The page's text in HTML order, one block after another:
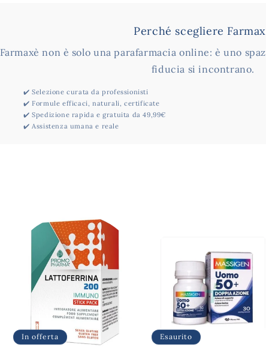
Perché scegliere
Farmaxè non è solo una parafarmacia online: è uno
fiducia si incontrano.
✔️ Selezione curata da professionisti
✔️ Formule efficaci, naturali, certificate
✔️ Spedizione rapida e gratuita da 49,99€
✔️ Assistenza umana e reale
In offerta Esaurito